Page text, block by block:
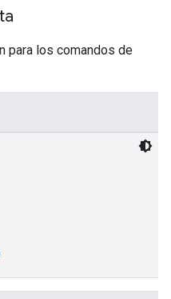
para los comandos de